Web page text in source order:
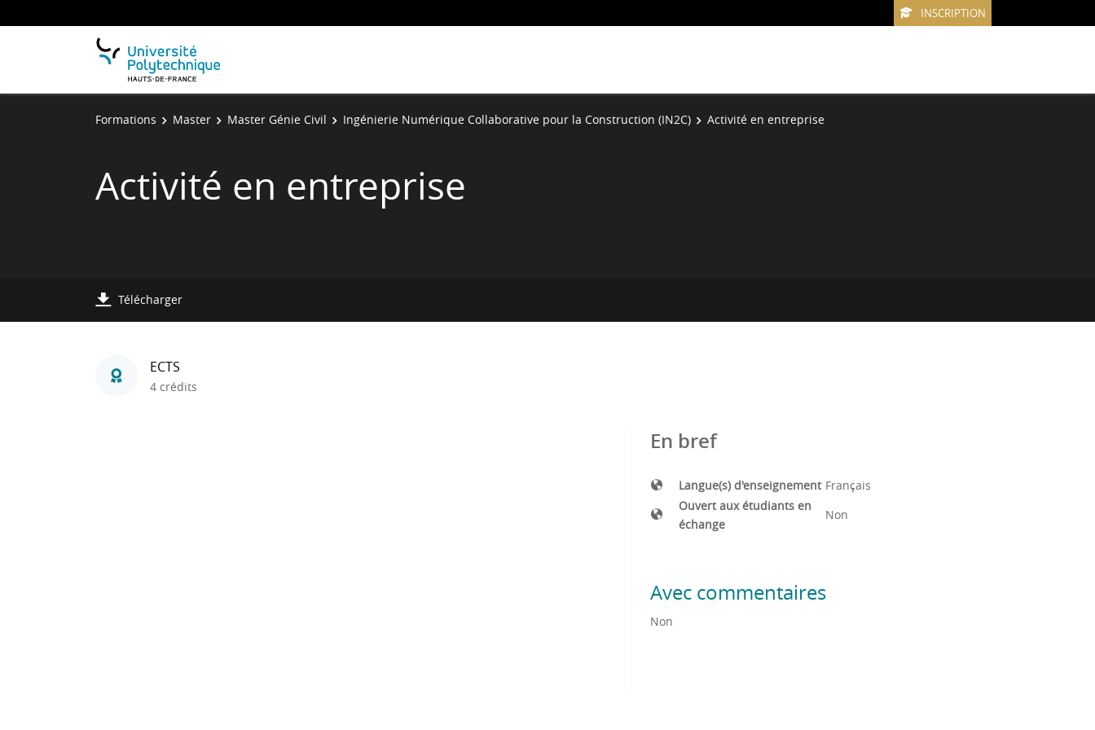
INSCRIPTION
Formations Master Master Génie Civil Ingénierie Numérique Collaborative pour la Construction (IN2C) Activité en entreprise
Activité en entreprise
Télécharger
ECTS
4 crédits
En bref
Langue(s) d'enseignement Français
Ouvert aux étudiants en
échange
Non
Avec commentaires
Non